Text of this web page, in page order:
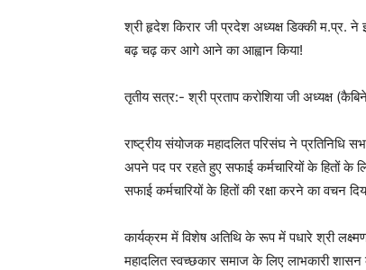
श्री हृदेश किरार जी प्रदेश अध्यक्ष डिक्की म.प्र. ने
बढ़ चढ़ कर आगे आने का आह्वान किया!
तृतीय सत्र:- श्री प्रताप करोशिया जी अध्यक्ष
राष्ट्रीय संयोजक महादलित परिसंघ ने प्रतिनिधि
अपने पद पर रहते हुए सफाई कर्मचारियों के हितों के
सफाई कर्मचारियों के हितों की रक्षा करने का वचन
कार्यक्रम में विशेष अतिथि के रूप में पधारे श्री
महादलित स्वच्छकार समाज के लिए लाभकारी शासन